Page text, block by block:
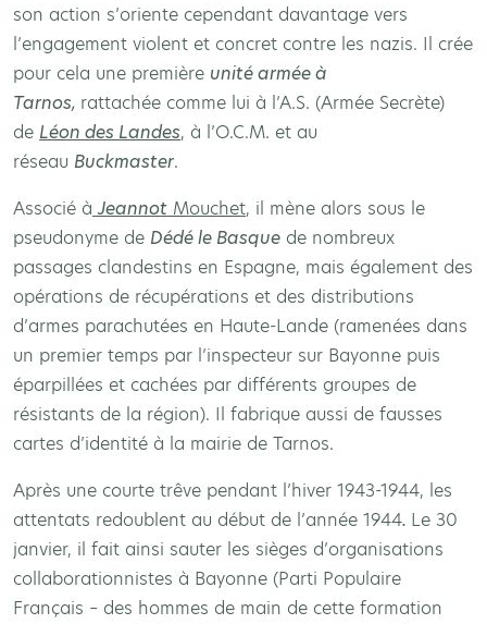
son action s’oriente cependant davantage vers
l’engagement violent et concret contre les nazis. Il crée
pour cela une première unité armée à
Tarnos, rattachée comme lui à l’A.S. (Armée Secrète)
de Léon des Landes, à l’O.C.M. et au
réseau Buckmaster.
Associé à Jeannot Mouchet, il mène alors sous le
pseudonyme de Dédé le Basque de nombreux
passages clandestins en Espagne, mais également des
opérations de récupérations et des distributions
d’armes parachutées en Haute-Lande (ramenées dans
un premier temps par l’inspecteur sur Bayonne puis
éparpillées et cachées par différents groupes de
résistants de la région). Il fabrique aussi de fausses
cartes d’identité à la mairie de Tarnos.
Après une courte trêve pendant l’hiver 1943-1944, les
attentats redoublent au début de l’année 1944. Le 30
janvier, il fait ainsi sauter les sièges d’organisations
collaborationnistes à Bayonne (Parti Populaire
Français – des hommes de main de cette formation